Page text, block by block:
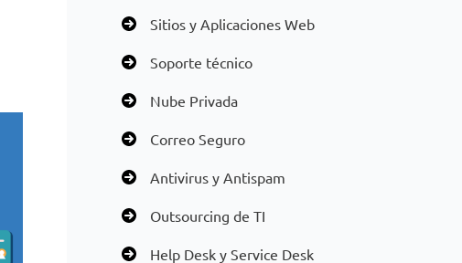
Sitios y Aplicaciones Web
Soporte técnico
Nube Privada
Correo Seguro
Antivirus y Antispam
Outsourcing de TI
Help Desk y Service Desk